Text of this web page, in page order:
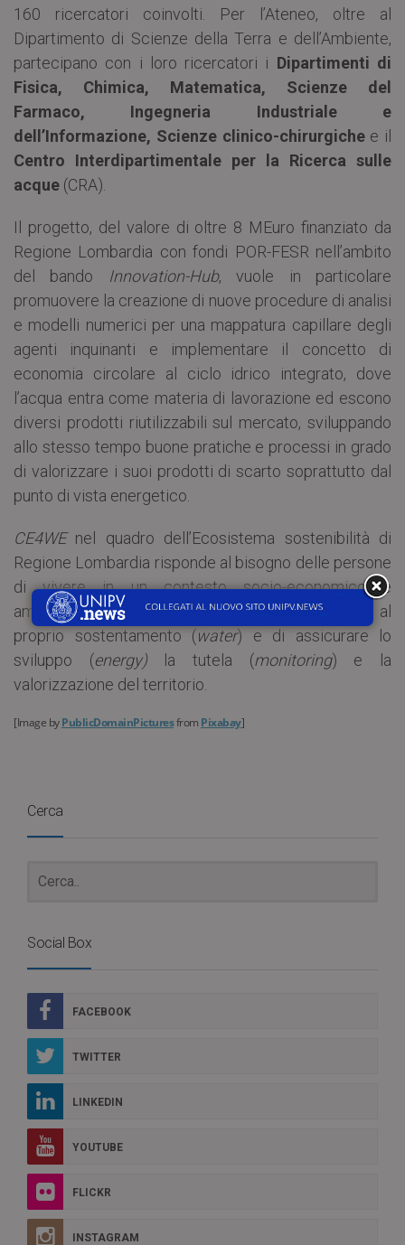
160 ricercatori coinvolti. Per l’Ateneo, oltre al
Dipartimento di Scienze della Terra e dell’Ambiente,
partecipano con i loro ricercatori i Dipartimenti di
Fisica, Chimica, Matematica, Scienze del
Farmaco, Ingegneria Industriale e
dell’Informazione, Scienze clinico-chirurgichee il
Centro Interdipartimentale per la Ricerca sulle
acque (CRA).
Il progetto, del valore di oltre 8 MEuro finanziato da
Regione Lombardia con fondi POR-FESR nell’ambito
del bando
Innovation-Hub, vuole in particolare
promuovere la creazione di nuove procedure di analisi
e modelli numerici per una mappatura capillare degli
agenti inquinanti e implementare il concetto di
economia circolare al ciclo idrico integrato, dove
l’acqua entra come materia di lavorazione ed escono
diversi prodotti riutilizzabili sul mercato, sviluppando
allo stesso tempo buone pratiche e processi in grado
di valorizzare i suoi prodotti di scarto soprattutto dal
punto di vista energetico.
CE4WEnel quadro dell’Ecosistema sostenibilità di
Regione Lombardia risponde al bisogno delle persone
di vivere in un contesto socio-economico e
ambientale in grado di fornire risorse sufficienti al
proprio sostentamento (water) e di assicurare lo
sviluppo (energy)la tutela (monitoring) e la
valorizzazione del territorio.
[Image byPublicDomainPicturesfrom Pixabay]
Cerca
Social Box
FACEBOOK
TWITTER
LINKEDIN
YOUTUBE
FLICKR
INSTAGRAM